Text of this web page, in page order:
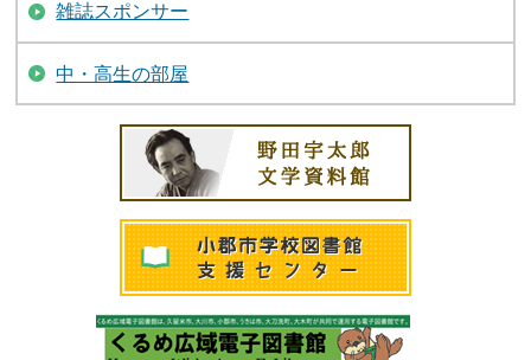
雑誌スポンサー
中・高生の部屋